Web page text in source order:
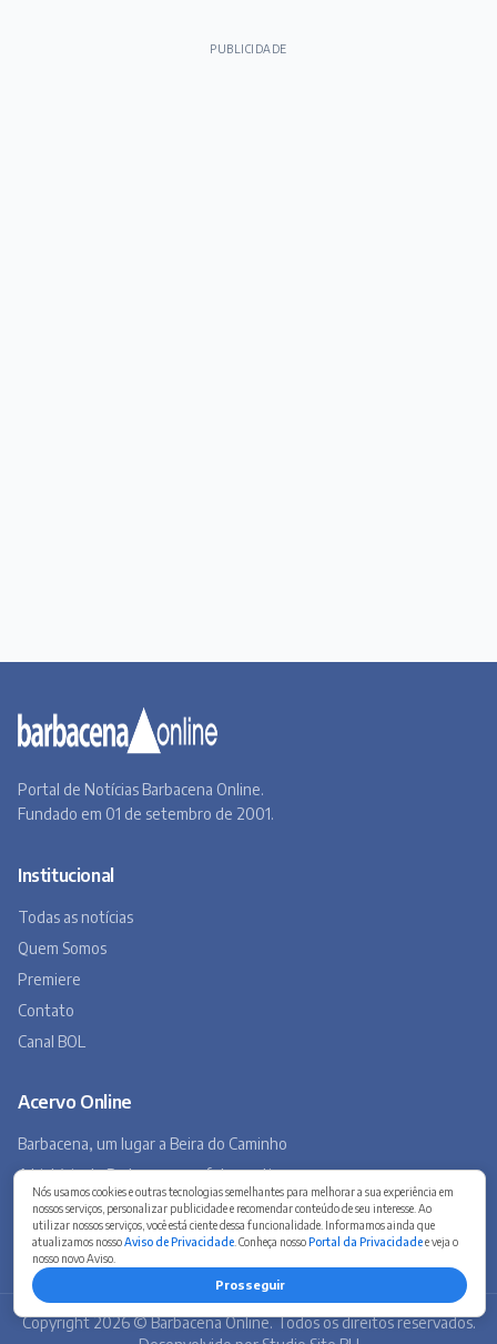
Nós usamos cookies e outras tecnologias semelhantes para melhorar a sua experiência em
nossos serviços, personalizar publicidade e recomendar conteúdo de seu interesse. Ao
utilizar nossos serviços, você está ciente dessa funcionalidade. Informamos ainda que
atualizamos nossoAviso de Privacidade . Conheça nossoPortal da Privacidadee veja o
nosso novo Aviso.
Prosseguir
Contato
Acervo Online
Barbacena, um lugar a Beira do Caminho
Museu Virtual
Museu do Tropeirismo
Copyright 2026 © Barbacena Online. Todos os direitos reservados.